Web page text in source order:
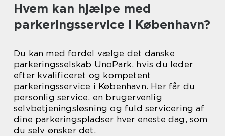
Hvem kan hjælpe med
parkeringsservice i København?
Du kan med fordel vælge det danske
parkeringsselskab UnoPark, hvis du leder
efter kvalificeret og kompetent
parkeringsservice i København. Her får du
personlig service, en brugervenlig
selvbetjeningsløsning og fuld servicering af
dine parkeringspladser hver eneste dag, som
du selv ønsker det.